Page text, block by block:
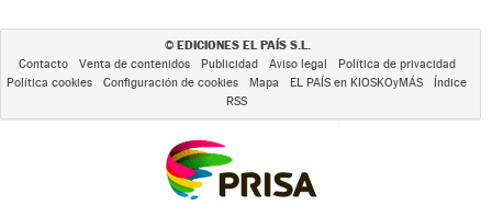
© EDICIONES EL PAÍS S.L.
Contacto Venta de contenidos Publicidad Aviso legal
Política de privacidad
Política cookies
Configuración de cookies Mapa EL PAÍS en KIOSKOyMÁS
Índice
RSS